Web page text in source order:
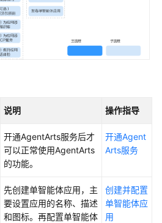
说明 操作指导
开通AgentArts服务后才
可以正常使用AgentArts
的功能。
开通Agent
Arts服务
先创建单智能体应用，主
要设置应用的名称、描述
和图标。再配置单智能体
创建并配置
单智能体应
用